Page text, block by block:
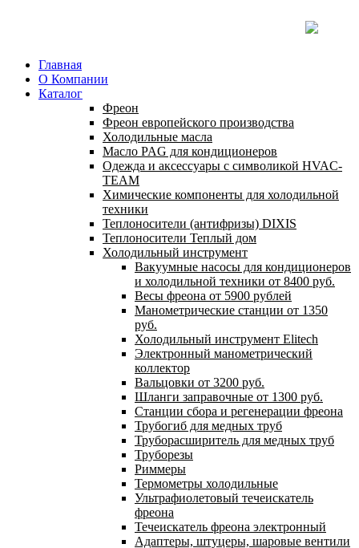
Главная
О Компании
Каталог
Фреон
Фреон европейского производства
Холодильные масла
Масло PAG для кондиционеров
Одежда и аксессуары с символикой HVAC-
TEAM
Химические компоненты для холодильной
техники
Теплоносители (антифризы) DIXIS
Теплоносители Теплый дом
Холодильный инструмент
Вакуумные насосы для кондиционеров
и холодильной техники от 8400 руб.
Весы фреона от 5900 рублей
Манометрические станции от 1350
руб.
Холодильный инструмент Elitech
Электронный манометрический
коллектор
Вальцовки от 3200 руб.
Шланги заправочные от 1300 руб.
Станции сбора и регенерации фреона
Трубогиб для медных труб
Труборасширитель для медных труб
Труборезы
Риммеры
Термометры холодильные
Ультрафиолетовый течеискатель
фреона
Течеискатель фреона электронный
Адаптеры, штуцеры, шаровые вентили